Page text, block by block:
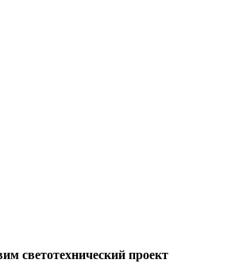
светотехнический проект